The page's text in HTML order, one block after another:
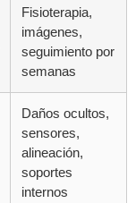
Fisioterapia,
imágenes,
seguimiento por
semanas
Daños ocultos,
sensores,
alineación,
soportes
internos